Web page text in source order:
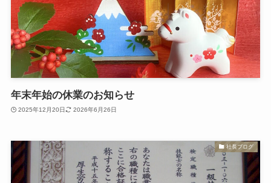
年末年始の休業のお知らせ
2025年12月20日 2026年6月26日
社長ブログ